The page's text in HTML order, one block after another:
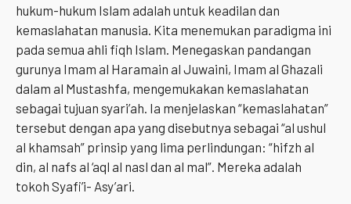
hukum-hukum Islam adalah untuk keadilan dan
kemaslahatan manusia. Kita menemukan paradigma ini
pada semua ahli fiqh Islam. Menegaskan pandangan
gurunya Imam al Haramain al Juwaini, Imam al Ghazali
dalam al Mustashfa, mengemukakan kemaslahatan
sebagai tujuan syari’ah. Ia menjelaskan “kemaslahatan”
tersebut dengan apa yang disebutnya sebagai “al ushul
al khamsah” prinsip yang lima perlindungan: “hifzh al
din, al nafs al ‘aql al nasl dan al mal”. Mereka adalah
tokoh Syafi’i- Asy’ari.